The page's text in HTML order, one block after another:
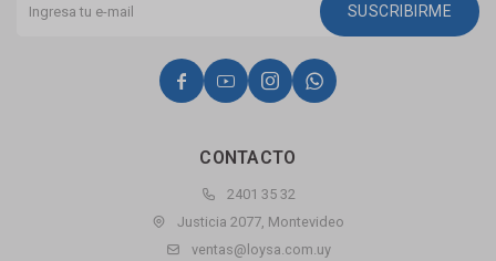
CONTACTO
2401 35 32
Justicia 2077, Montevideo
ventas@loysa.com.uy
SUSCRIBIRME
   